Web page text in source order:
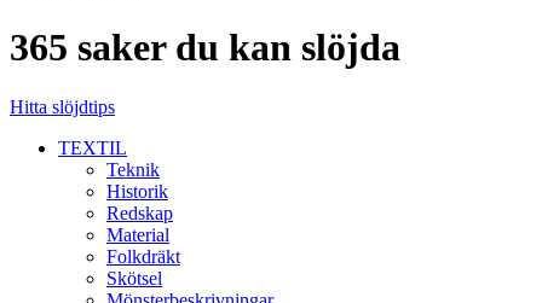
365 saker du kan slöjda
Hitta slöjdtips
TEXTIL
Teknik
Historik
Redskap
Material
Folkdräkt
Skötsel